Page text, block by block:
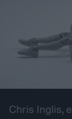
Chris Inglis,